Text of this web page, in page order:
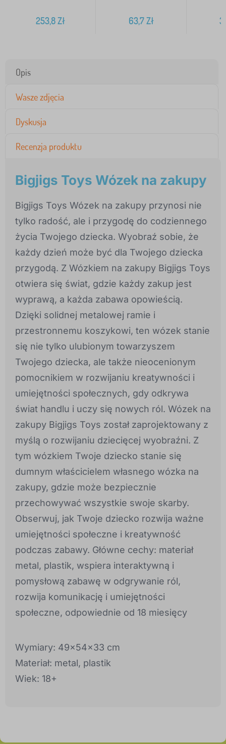
253,8Zł 63,7Zł
Opis
Wasze zdjęcia
Dyskusja
Recenzja produktu
Bigjigs Toys Wózek na zakupy
Bigjigs Toys Wózek na zakupy przynosi nie
tylko radość, ale i przygodę do codziennego
życia Twojego dziecka. Wyobraź sobie, że
każdy dzień może być dla Twojego dziecka
przygodą. Z Wózkiem na zakupy Bigjigs Toys
otwiera się świat, gdzie każdy zakup jest
wyprawą, a każda zabawa opowieścią.
Dzięki solidnej metalowej ramie i
przestronnemu koszykowi, ten wózek stanie
się nie tylko ulubionym towarzyszem
Twojego dziecka, ale także nieocenionym
pomocnikiem w rozwijaniu kreatywności i
umiejętności społecznych, gdy odkrywa
świat handlu i uczy się nowych ról. Wózek na
zakupy Bigjigs Toys został zaprojektowany z
myślą o rozwijaniu dziecięcej wyobraźni. Z
tym wózkiem Twoje dziecko stanie się
dumnym właścicielem własnego wózka na
zakupy, gdzie może bezpiecznie
przechowywać wszystkie swoje skarby.
Obserwuj, jak Twoje dziecko rozwija ważne
umiejętności społeczne i kreatywność
podczas zabawy. Główne cechy: materiał
metal, plastik, wspiera interaktywną i
pomysłową zabawę w odgrywanie ról,
rozwija komunikację i umiejętności
społeczne, odpowiednie od 18 miesięcy
Wymiary: 49x54x33 cm
Materiał: metal, plastik
Wiek: 18+